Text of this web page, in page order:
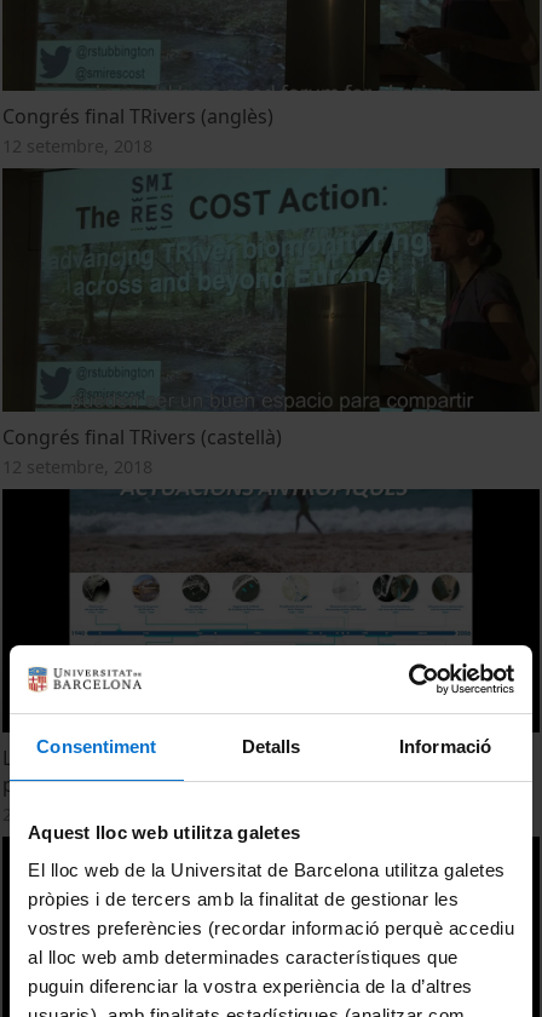
Consentiment Detalls Informació
Aquest lloc web utilitza galetes
El lloc web de la Universitat de Barcelona utilitza galetes
pròpies i de tercers amb la finalitat de gestionar les
vostres preferències (recordar informació perquè accediu
al lloc web amb determinades característiques que
puguin diferenciar la vostra experiència de la d’altres
Congrés final TRivers (anglès)
12 setembre, 2018
Congrés final TRivers (castellà)
12 setembre, 2018
La relació riu-platja: la sobreexplotació d'un aqüífer ens
pot deixar sense platges? Enric Sagristà Soler